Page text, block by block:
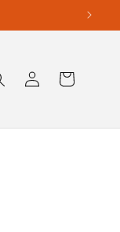
EinloggenWarenkorb